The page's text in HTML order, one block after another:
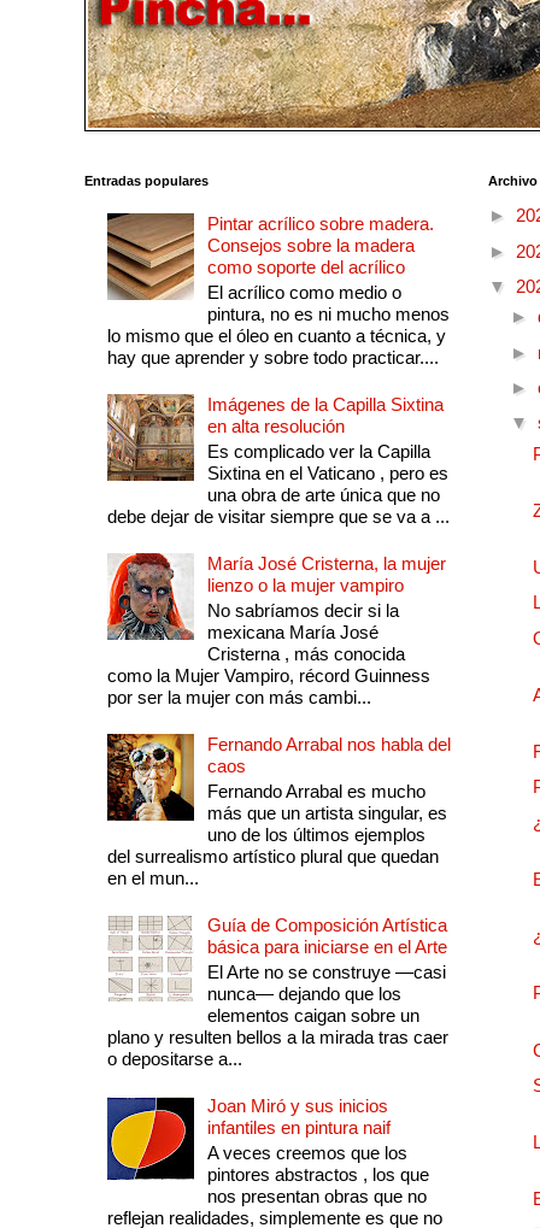
Entradas populares
Pintar acrílico sobre madera.
Consejos sobre la madera
como soporte del acrílico
El acrílico como medio o
pintura, no es ni mucho menos
lo mismo que el óleo en cuanto a técnica, y
hay que aprender y sobre todo practicar....
Imágenes de la Capilla Sixtina
en alta resolución
Es complicado ver la Capilla
Sixtina en el Vaticano , pero es
una obra de arte única que no
debe dejar de visitar siempre que se va a ...
María José Cristerna, la mujer
lienzo o la mujer vampiro
No sabríamos decir si la
mexicana María José
Cristerna , más conocida
como la Mujer Vampiro, récord Guinness
por ser la mujer con más cambi...
Fernando Arrabal nos habla del
caos
Fernando Arrabal es mucho
más que un artista singular, es
uno de los últimos ejemplos
del surrealismo artístico plural que quedan
en el mun...
Guía de Composición Artística
básica para iniciarse en el Arte
El Arte no se construye —casi
nunca— dejando que los
elementos caigan sobre un
plano y resulten bellos a la mirada tras caer
o depositarse a...
Joan Miró y sus inicios
infantiles en pintura naif
A veces creemos que los
pintores abstractos , los que
nos presentan obras que no
reflejan realidades, simplemente es que no
►
►
▼
►
►
►
▼